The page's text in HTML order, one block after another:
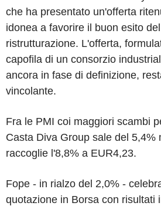
che ha presentato un'offerta
idonea a favorire il buon esito
ristrutturazione. L'offerta,
capofila di un consorzio
ancora in fase di definizione,
vincolante.
Fra le PMI coi maggiori scambi
Casta Diva Group sale del 5,4%
raccoglie l'8,8% a EUR4,23.
Fope - in rialzo del 2,0% -
quotazione in Borsa con risultati